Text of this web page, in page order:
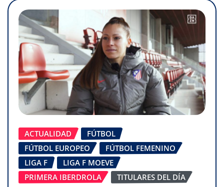
ACTUALIDAD
FÚTBOL
FÚTBOL EUROPEO
FÚTBOL FEMENINO
LIGA F
LIGA F MOEVE
PRIMERA IBERDROLA
TITULARES DEL DÍA